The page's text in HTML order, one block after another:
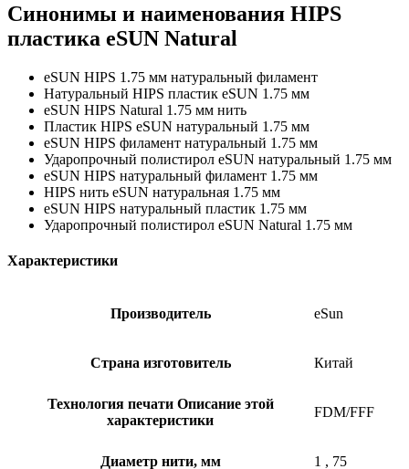
Синонимы и наименования HIPS
пластика eSUN Natural
eSUN HIPS 1.75 мм натуральный филамент
Натуральный HIPS пластик eSUN 1.75 мм
eSUN HIPS Natural 1.75 мм нить
Пластик HIPS eSUN натуральный 1.75 мм
eSUN HIPS филамент натуральный 1.75 мм
Ударопрочный полистирол eSUN натуральный 1.75 мм
eSUN HIPS натуральный филамент 1.75 мм
HIPS нить eSUN натуральная 1.75 мм
eSUN HIPS натуральный пластик 1.75 мм
Ударопрочный полистирол eSUN Natural 1.75 мм
Характеристики
Производитель eSun
Страна изготовитель Китай
Технология печати Описание этой
характеристики
FDM/FFF
Диаметр нити, мм 1 , 75